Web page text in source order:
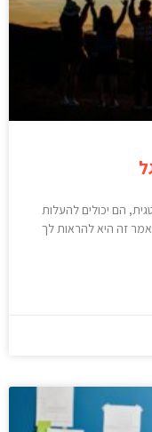
הם יכולים להעלות
זה היא להראות לך